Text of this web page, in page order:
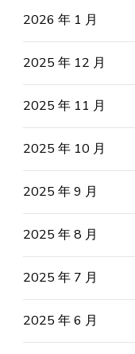
2026 年 1 月
2025 年 12 月
2025 年 11 月
2025 年 10 月
2025 年 9 月
2025 年 8 月
2025 年 7 月
2025 年 6 月